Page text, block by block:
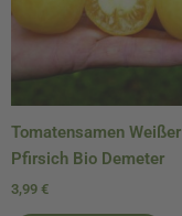
Tomatensamen Weißer
Pfirsich Bio Demeter
3,99 €